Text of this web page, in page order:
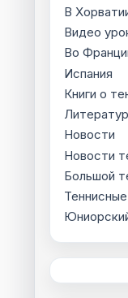
В
Видео
Во
Испания
Книги о
Новости
Новости
Большой